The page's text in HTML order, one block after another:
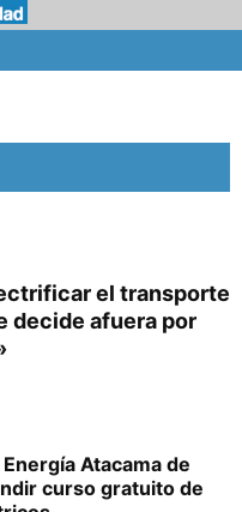
el transporte
decide afuera por
Atacama de
curso gratuito de